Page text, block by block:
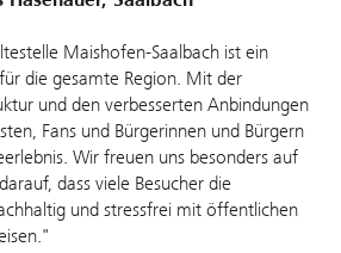
Maishofen-Saalbach ist ein
die gesamte Region. Mit der
und den verbesserten Anbindungen
Fans und Bürgerinnen und Bürgern
Wir freuen uns besonders auf
dass viele Besucher die
und stressfrei mit öffentlichen